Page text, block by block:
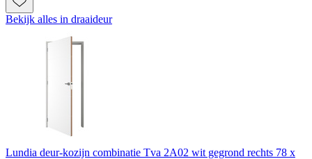
Bekijk alles in draaideur
Lundia deur-kozijn combinatie Tva 2A02 wit gegrond rechts 78 x